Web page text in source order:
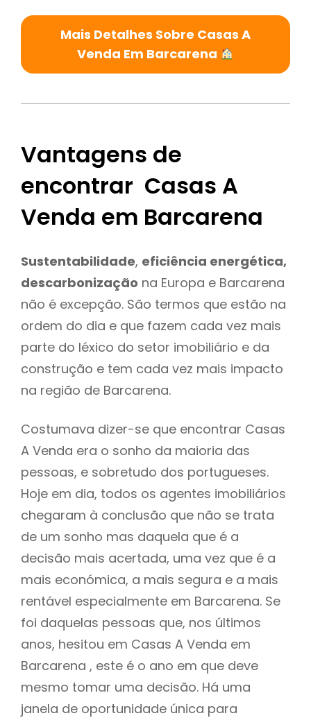
Mais Detalhes Sobre Casas A
Venda Em Barcarena
Vantagens de
encontrar Casas A
Venda em Barcarena
Sustentabilidade, eficiência energética,
descarbonização na Europa e Barcarena
não é excepção. São termos que estão na
ordem do dia e que fazem cada vez mais
parte do léxico do setor imobiliário e da
construção e tem cada vez mais impacto
na região de Barcarena.
Costumava dizer-se que encontrar Casas
A Venda era o sonho da maioria das
pessoas, e sobretudo dos portugueses.
Hoje em dia, todos os agentes imobiliários
chegaram à conclusão que não se trata
de um sonho mas daquela que é a
decisão mais acertada, uma vez que é a
mais económica, a mais segura e a mais
rentável especialmente em Barcarena. Se
foi daquelas pessoas que, nos últimos
anos, hesitou em Casas A Venda em
Barcarena , este é o ano em que deve
mesmo tomar uma decisão. Há uma
janela de oportunidade única para